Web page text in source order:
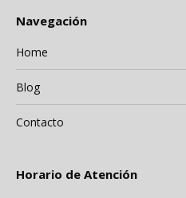
Navegación
Home
Blog
Contacto
Horario de Atención